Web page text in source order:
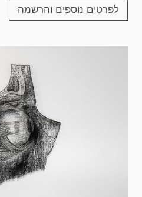
לפרטים נוספים והרשמה